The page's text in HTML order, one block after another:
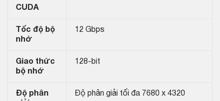
CUDA
Tốc độ bộ
nhớ
12 Gbps
Giao thức
bộ nhớ
128-bit
Độ phân
Độ phân giải tối đa 7680 x 4320